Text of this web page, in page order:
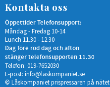
Kontakta oss
Öppettider Telefonsupport:
Måndag - Fredag 10-14
Lunch 11.30 - 12.30
Dag före röd dag och afton
stänger telefonsupporten 11.30
Telefon: 019-7652030
E-post: info@laskompaniet.se
© Låskompaniet prispressaren på nätet